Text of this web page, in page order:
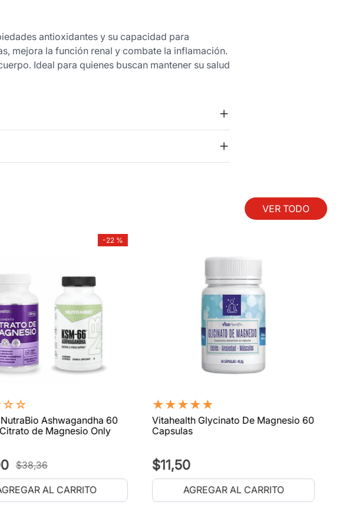
antioxidantes y su capacidad para
mejora la función renal y combate la inflamación.
Ideal para quienes buscan mantener su salud
VER TODO
-22 %
☆☆
Ashwagandha 60
de Magnesio Only
$38,36
AL CARRITO
★★★★★
Vitahealth Glycinato De Magnesio 60
Capsulas
$11,50
AGREGAR AL CARRITO